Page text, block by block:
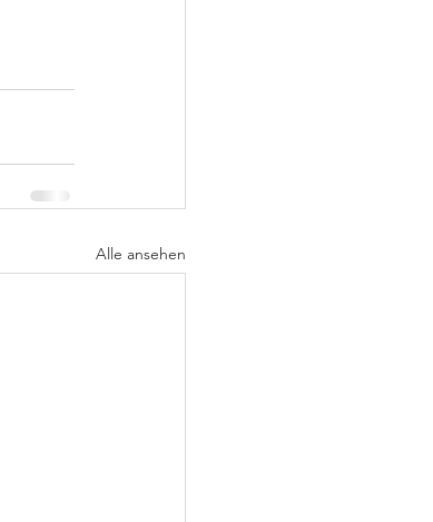
Alle ansehen